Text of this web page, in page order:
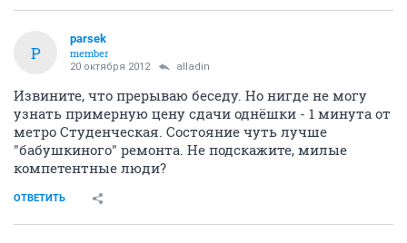
P
parsek
member
20 октября 2012 alladin
Извините, что прерываю беседу. Но нигде не могу
узнать примерную цену сдачи однёшки - 1 минута от
метро Студенческая. Состояние чуть лучше
"бабушкиного" ремонта. Не подскажите, милые
компетентные люди?
ОТВЕТИТЬ